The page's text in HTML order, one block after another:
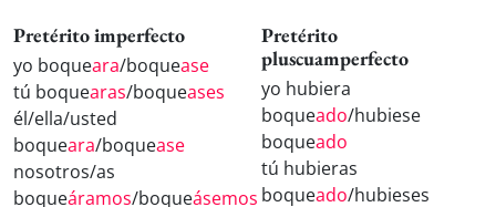
Pretérito imperfecto
yo boqueara/boquease
tú boquearas/boqueases
él/ella/usted
boqueara/boquease
nosotros/as
boqueáramos/boqueásemos
Pretérito
pluscuamperfecto
yo hubiera
boqueado/hubiese
boqueado
tú hubieras
boqueado/hubieses